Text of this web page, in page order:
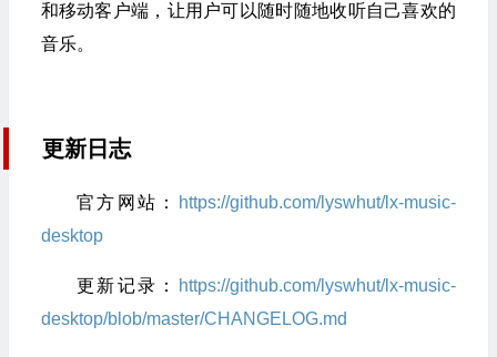
和移动客户端，让用户可以随时随地收听自己喜欢的
音乐。
更新日志
官方网站：
https://github.com/lyswhut/lx-music-
desktop
更新记录：
https://github.com/lyswhut/lx-music-
desktop/blob/master/CHANGELOG.md